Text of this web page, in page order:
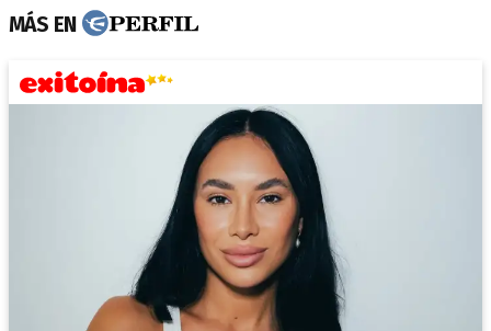
MÁS EN